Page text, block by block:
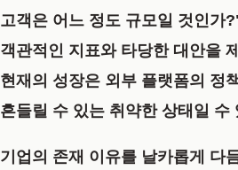
고객은 어느 정도 규모일 것인가
객관적인 지표와 타당한 대안을
현재의 성장은 외부 플랫폼의 정
흔들릴 수 있는 취약한 상태일 수
기업의 존재 이유를 날카롭게 다